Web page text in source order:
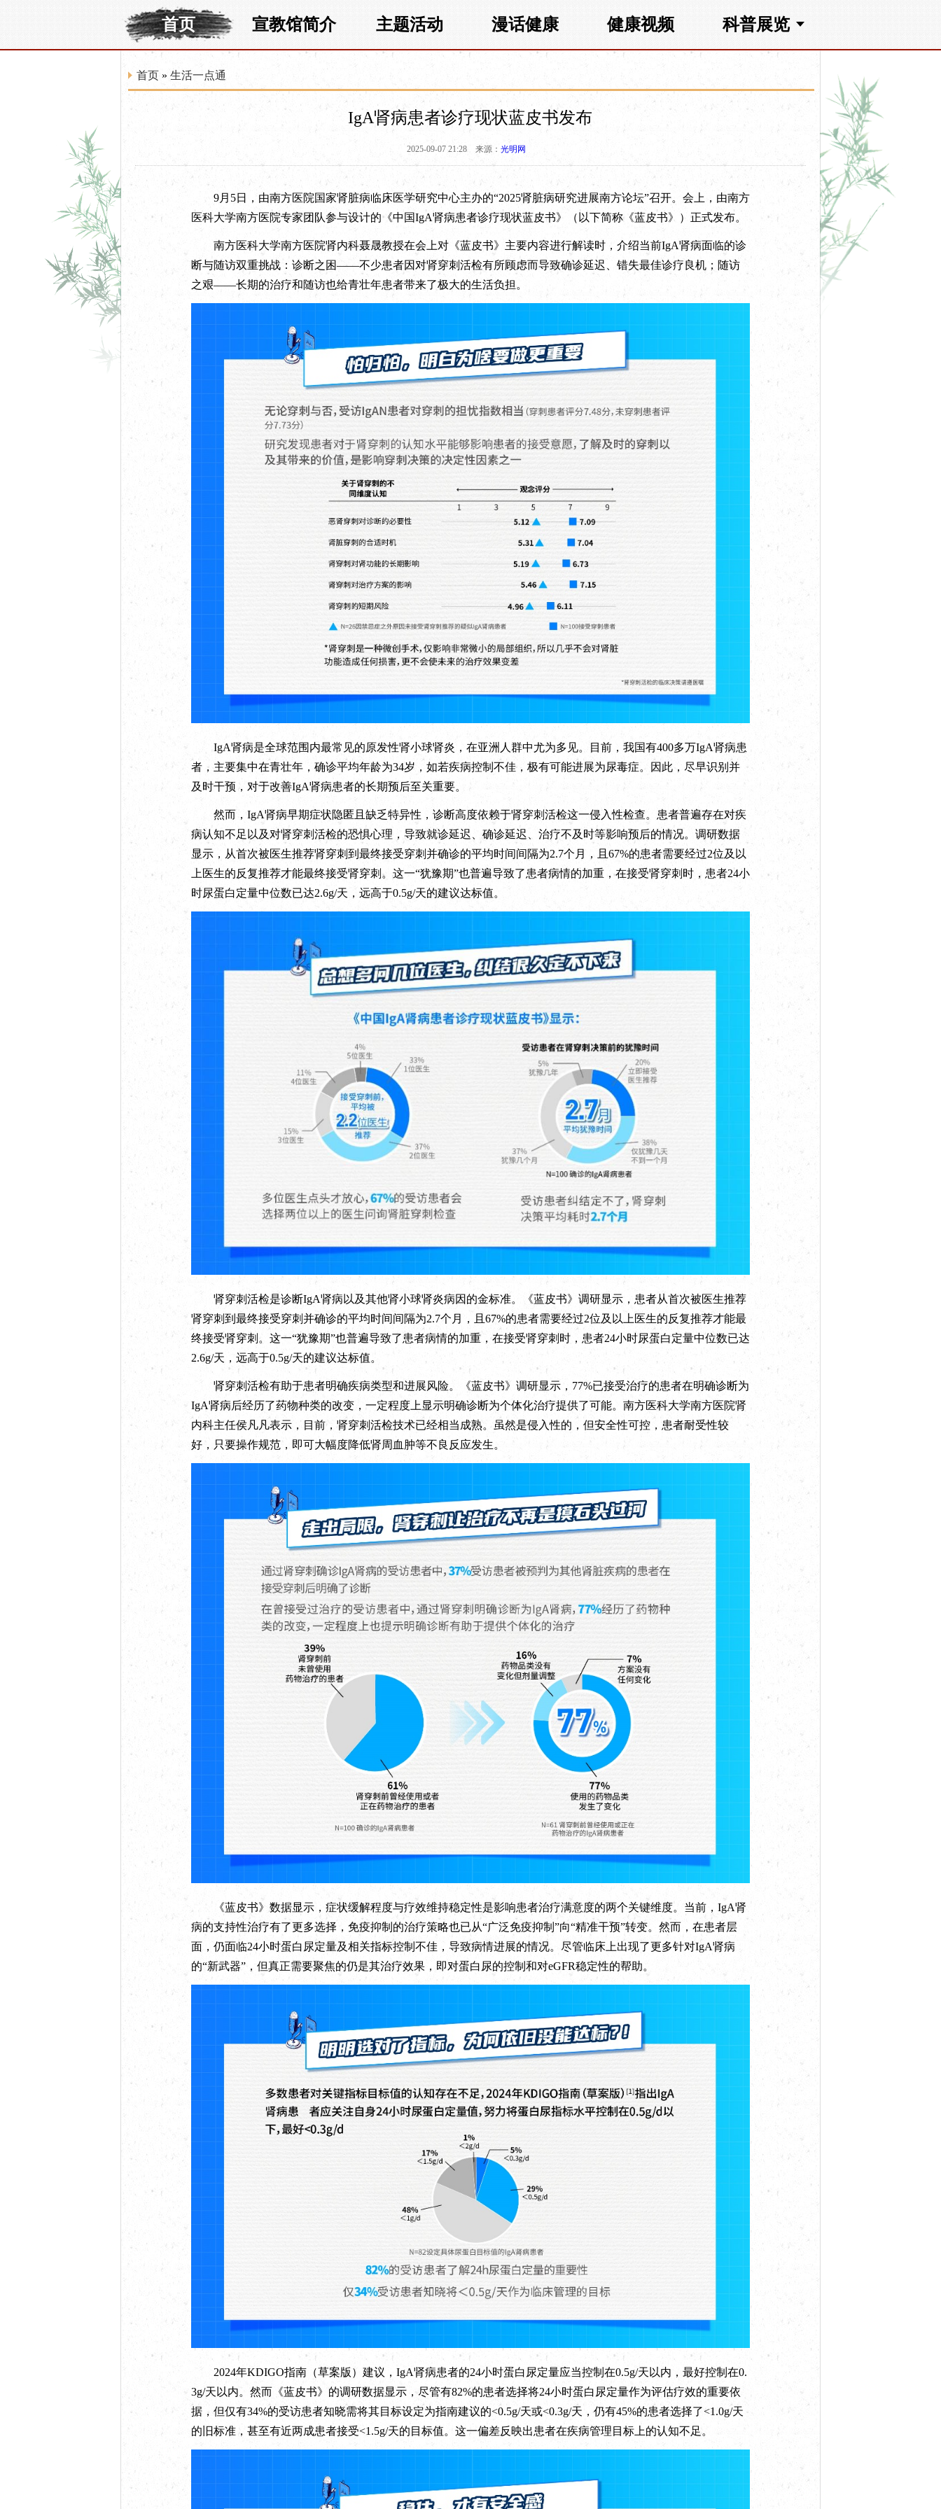
首页 宣教馆简介 主题活动 漫话健康 健康视频 科普展览
首页 » 生活一点通
IgA肾病患者诊疗现状蓝皮书发布
2025-09-07 21:28 来源： 光明网
9月5日，由南方医院国家肾脏病临床医学研究中心主办的“2025肾脏病研究进展南方论坛”召开。会上，由南方
医科大学南方医院专家团队参与设计的《中国IgA肾病患者诊疗现状蓝皮书》（以下简称《蓝皮书》）正式发布。
南方医科大学南方医院肾内科聂晟教授在会上对《蓝皮书》主要内容进行解读时，介绍当前IgA肾病面临的诊
断与随访双重挑战：诊断之困——不少患者因对肾穿刺活检有所顾虑而导致确诊延迟、错失最佳诊疗良机；随访
之艰——长期的治疗和随访也给青壮年患者带来了极大的生活负担。
IgA肾病是全球范围内最常见的原发性肾小球肾炎，在亚洲人群中尤为多见。目前，我国有400多万IgA肾病患
者，主要集中在青壮年，确诊平均年龄为34岁，如若疾病控制不佳，极有可能进展为尿毒症。因此，尽早识别并
及时干预，对于改善IgA肾病患者的长期预后至关重要。
然而，IgA肾病早期症状隐匿且缺乏特异性，诊断高度依赖于肾穿刺活检这一侵入性检查。患者普遍存在对疾
病认知不足以及对肾穿刺活检的恐惧心理，导致就诊延迟、确诊延迟、治疗不及时等影响预后的情况。调研数据
显示，从首次被医生推荐肾穿刺到最终接受穿刺并确诊的平均时间间隔为2.7个月，且67%的患者需要经过2位及以
上医生的反复推荐才能最终接受肾穿刺。这一“犹豫期”也普遍导致了患者病情的加重，在接受肾穿刺时，患者24小
时尿蛋白定量中位数已达2.6g/天，远高于0.5g/天的建议达标值。
肾穿刺活检是诊断IgA肾病以及其他肾小球肾炎病因的金标准。《蓝皮书》调研显示，患者从首次被医生推荐
肾穿刺到最终接受穿刺并确诊的平均时间间隔为2.7个月，且67%的患者需要经过2位及以上医生的反复推荐才能最
终接受肾穿刺。这一“犹豫期”也普遍导致了患者病情的加重，在接受肾穿刺时，患者24小时尿蛋白定量中位数已达
2.6g/天，远高于0.5g/天的建议达标值。
肾穿刺活检有助于患者明确疾病类型和进展风险。《蓝皮书》调研显示，77%已接受治疗的患者在明确诊断为
IgA肾病后经历了药物种类的改变，一定程度上显示明确诊断为个体化治疗提供了可能。南方医科大学南方医院肾
内科主任侯凡凡表示，目前，肾穿刺活检技术已经相当成熟。虽然是侵入性的，但安全性可控，患者耐受性较
好，只要操作规范，即可大幅度降低肾周血肿等不良反应发生。
《蓝皮书》数据显示，症状缓解程度与疗效维持稳定性是影响患者治疗满意度的两个关键维度。当前，IgA肾
病的支持性治疗有了更多选择，免疫抑制的治疗策略也已从“广泛免疫抑制”向“精准干预”转变。然而，在患者层
面，仍面临24小时蛋白尿定量及相关指标控制不佳，导致病情进展的情况。尽管临床上出现了更多针对IgA肾病
的“新武器”，但真正需要聚焦的仍是其治疗效果，即对蛋白尿的控制和对eGFR稳定性的帮助。
2024年KDIGO指南（草案版）建议，IgA肾病患者的24小时蛋白尿定量应当控制在0.5g/天以内，最好控制在0.
3g/天以内。然而《蓝皮书》的调研数据显示，尽管有82%的患者选择将24小时蛋白尿定量作为评估疗效的重要依
据，但仅有34%的受访患者知晓需将其目标设定为指南建议的<0.5g/天或<0.3g/天，仍有45%的患者选择了<1.0g/天
的旧标准，甚至有近两成患者接受<1.5g/天的目标值。这一偏差反映出患者在疾病管理目标上的认知不足。